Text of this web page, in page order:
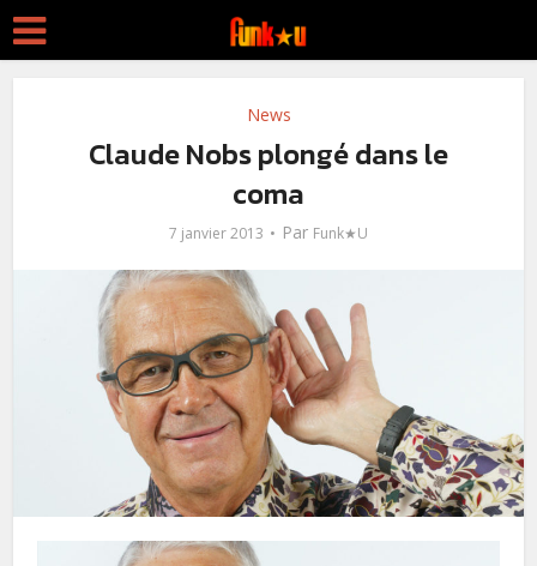
News
Claude Nobs plongé dans le
coma
7 janvier 2013 Par Funk★U